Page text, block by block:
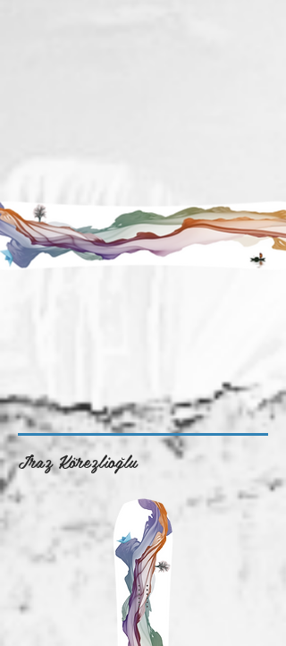
Iraz Körezlioğlu